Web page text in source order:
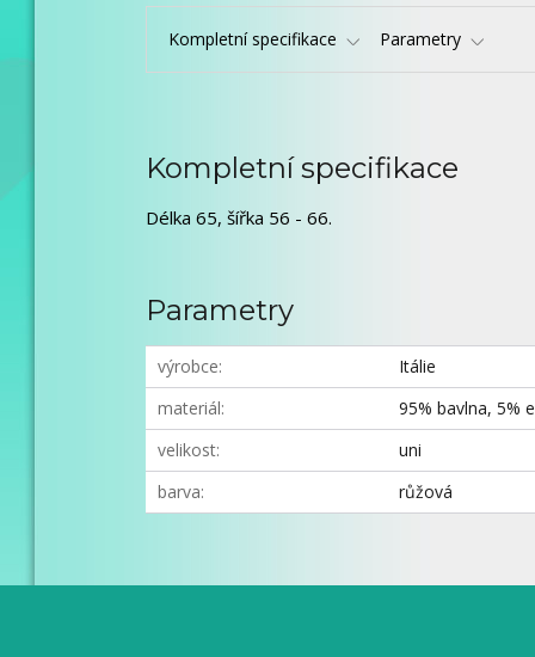
Kompletní specifikace Parametry
Kompletní specifikace
Délka 65, šířka 56 - 66.
Parametry
výrobce
Itálie
materiál
95% bavlna, 5%
velikost
uni
barva
růžová